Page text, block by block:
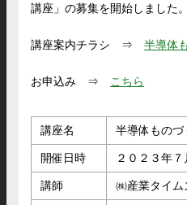
講座」の募集を開始しました。
講座案内チラシ ⇒半導体
お申込み ⇒ こちら
講座名 半導体ものづ
開催日時 ２０２３年
講師 ㈱産業タイ